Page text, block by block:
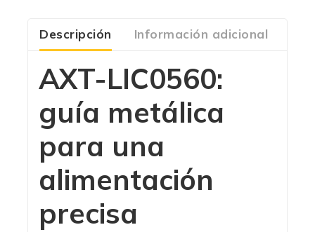
Descripción Información adicional
AXT-LIC0560:
guía metálica
para una
alimentación
precisa